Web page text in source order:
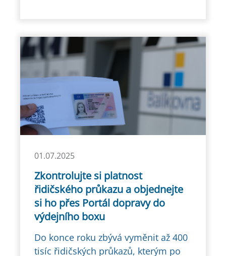
01.07.2025
Zkontrolujte si platnost
řidičského průkazu a objednejte
si ho přes Portál dopravy do
výdejního boxu
Do konce roku zbývá vyměnit až 400
tisíc řidičských průkazů, kterým po